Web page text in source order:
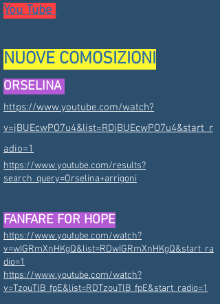
You Tube
NUOVE COMOSIZIONI
ORSELINA
https://www.youtube.com/watch?
v=jBUEcwPO7u4&list=RDjBUEcwPO7u4&start_r
adio=1
https://www.youtube.com/results?
search_query=Orselina+arrigoni
FANFARE FOR HOPE
https://www.youtube.com/watch?
v=wIGRmXnHKgQ&list=RDwIGRmXnHKgQ&start_ra
dio=1
https://www.youtube.com/watch?
v=TzouTlB_fpE&list=RDTzouTlB_fpE&start_radio=1